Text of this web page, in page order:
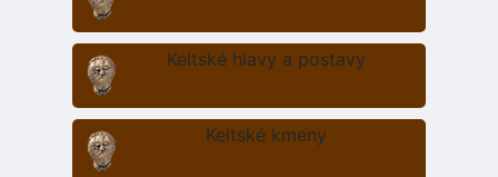
Keltské hlavy a postavy
Keltské kmeny